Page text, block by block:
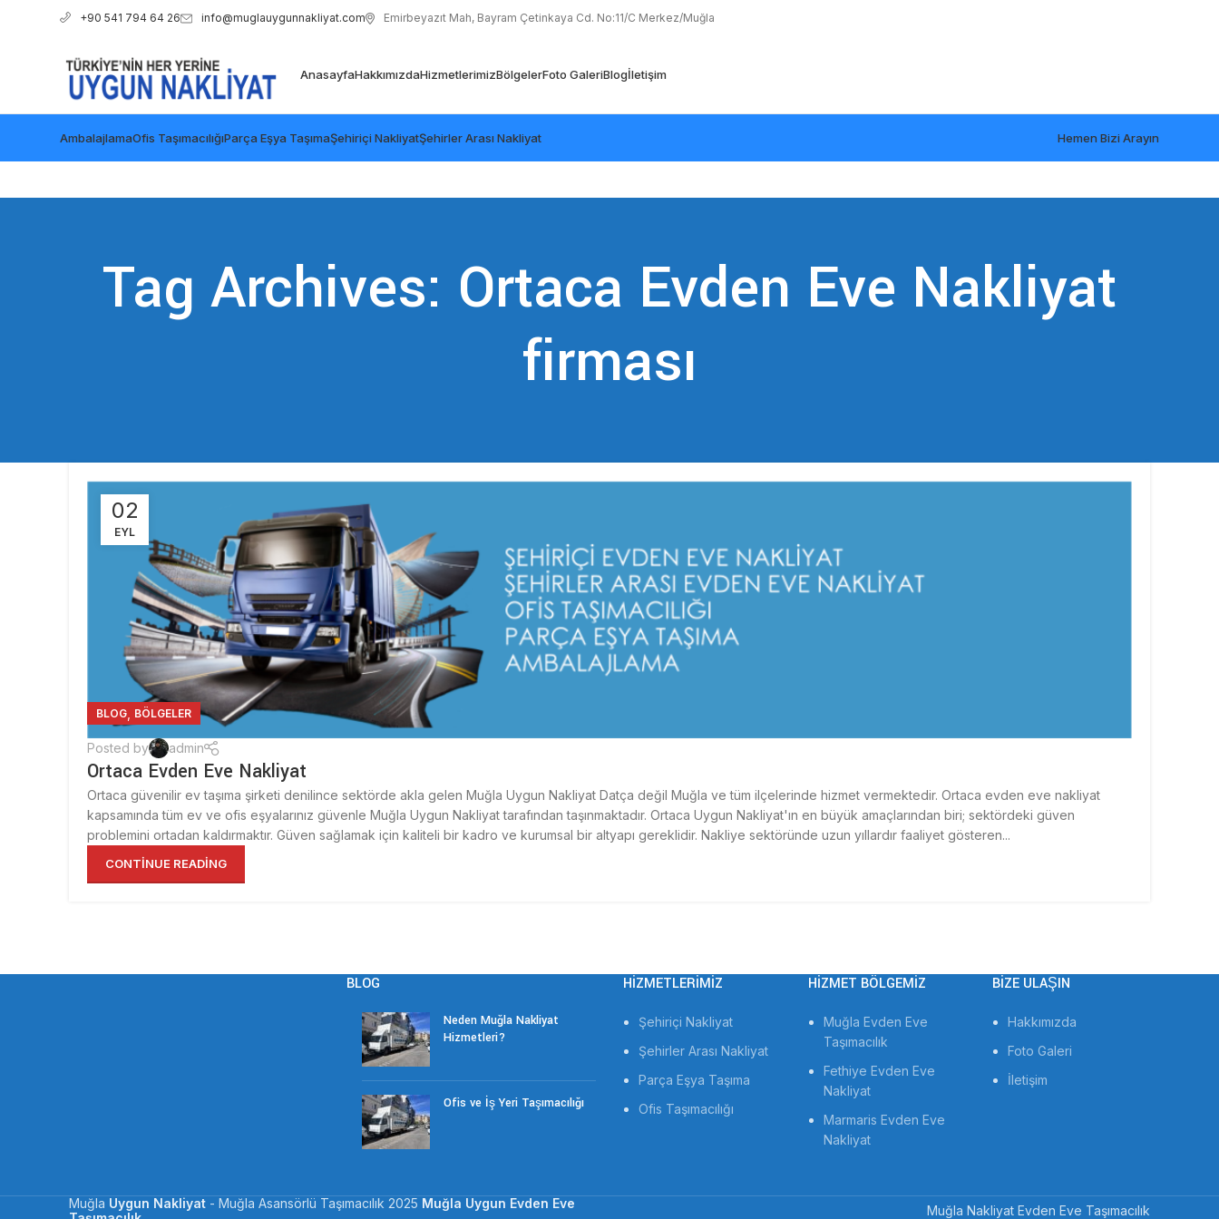
+90 541 794 64 26 info@muglauygunnakliyat.com Emirbeyazıt Mah, Bayram Çetinkaya Cd. No:11/C Merkez/Muğla
AnasayfaHakkımızdaHizmetlerimizBölgelerFoto GaleriBlogİletişim
AmbalajlamaOfis TaşımacılığıParça Eşya TaşımaŞehiriçi NakliyatŞehirler Arası Nakliyat Hemen Bizi Arayın
Tag Archives: Ortaca Evden Eve Nakliyat
firması
02
EYL
BLOG BÖLGELER
Posted by admin
Ortaca Evden Eve Nakliyat
Ortaca güvenilir ev taşıma şirketi denilince sektörde akla gelen Muğla Uygun Nakliyat Datça değil Muğla ve tüm ilçelerinde hizmet vermektedir. Ortaca evden eve nakliyat
kapsamında tüm ev ve ofis eşyalarınız güvenle Muğla Uygun Nakliyat tarafından taşınmaktadır. Ortaca Uygun Nakliyat'ın en büyük amaçlarından biri; sektördeki güven
problemini ortadan kaldırmaktır. Güven sağlamak için kaliteli bir kadro ve kurumsal bir altyapı gereklidir. Nakliye sektöründe uzun yıllardır faaliyet gösteren...
CONTINUE READING
BLOG
Neden Muğla Nakliyat
Hizmetleri?
Ofis ve İş Yeri Taşımacılığı
HIZMETLERIMIZ
Şehiriçi Nakliyat
Şehirler Arası Nakliyat
Parça Eşya Taşıma
Ofis Taşımacılığı
HIZMET BÖLGEMIZ
Muğla Evden Eve
Taşımacılık
Fethiye Evden Eve
Nakliyat
Marmaris Evden Eve
Nakliyat
BIZE ULAŞIN
Hakkımızda
Foto Galeri
İletişim
Muğla Uygun Nakliyat - Muğla Asansörlü Taşımacılık 2025 Muğla Uygun Evden Eve
Muğla Nakliyat Evden Eve Taşımacılık